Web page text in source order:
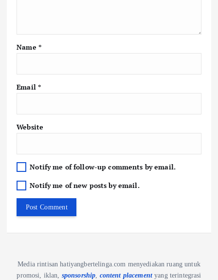
Name *
Email *
Website
Notify me of follow-up comments by email.
Notify me of new posts by email.
Media rintisan hatiyangbertelinga.com menyediakan ruang untuk
promosi, iklan, sponsorship, content placementyang terintegrasi